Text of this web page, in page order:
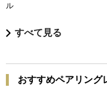
ル
すべて見る
おすすめペアリング